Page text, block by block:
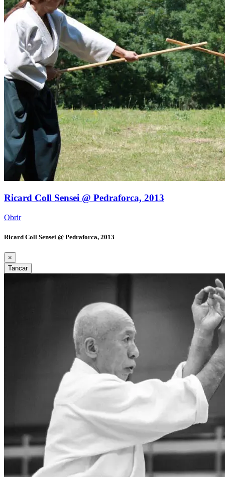
Ricard Coll Sensei @ Pedraforca, 2013
Obrir
Ricard Coll Sensei @ Pedraforca, 2013
×
Tancar